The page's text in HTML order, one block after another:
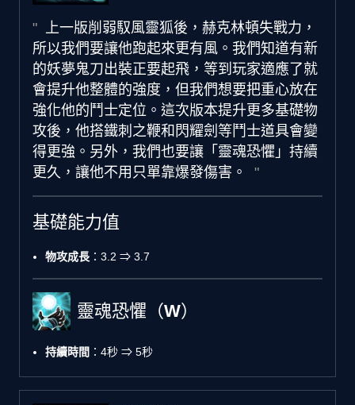
上一版削弱馭風靈狐後，赫克林頓失戰力，
所以我們要讓他跑起來更有風。我們知道有新
的妖夢鬼刀出裝正要起飛，等到玩家適應了就
會提升他整體的強度，但我們想要把重心放在
強化他的鬥士定位。這次版本提升更多基礎物
攻後，他搭鐵刺之鞭和閃耀劍等鬥士道具會變
得更強。另外，我們也要讓「靈魂恐懼」持續
更久，讓他不用只單靠爆發傷害。
基礎能力值
物攻成長 ：3.2 ⇒ 3.7
靈魂恐懼（W）
持續時間 ：4秒 ⇒ 5秒